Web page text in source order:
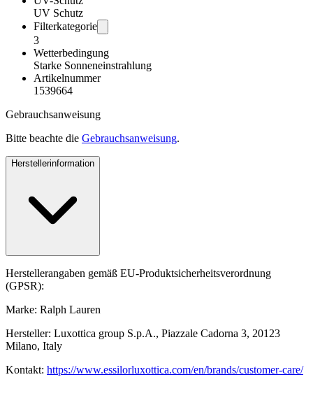
UV Schutz
Filterkategorie
3
Wetterbedingung
Starke Sonneneinstrahlung
Artikelnummer
1539664
Gebrauchsanweisung
Bitte beachte die Gebrauchsanweisung.
Herstellerinformation
Herstellerangaben gemäß EU-Produktsicherheitsverordnung
(GPSR):
Marke: Ralph Lauren
Hersteller: Luxottica group S.p.A., Piazzale Cadorna 3, 20123
Milano, Italy
Kontakt: https://www.essilorluxottica.com/en/brands/customer-care/